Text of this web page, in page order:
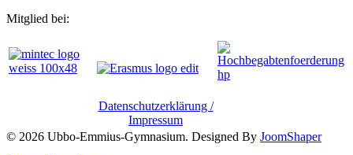
Mitglied bei:
Datenschutzerklärung /
Impressum
© 2026 Ubbo-Emmius-Gymnasium. Designed By JoomShaper